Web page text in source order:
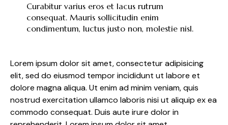
Curabitur varius eros et lacus rutrum
consequat. Mauris sollicitudin enim
condimentum, luctus justo non, molestie nisl.
Lorem ipsum dolor sit amet, consectetur adipisicing
elit, sed do eiusmod tempor incididunt ut labore et
dolore magna aliqua. Ut enim ad minim veniam, quis
nostrud exercitation ullamco laboris nisi ut aliquip ex ea
commodo consequat. Duis aute irure dolor in